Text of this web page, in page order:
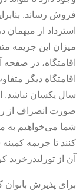
فروش رساند.
استرداد از
میزان این جریمه
اقامتگاه، در
اقامتگاه دیگر
سال یکسان نباشد.
صورت انصراف از
شما می‌خواهیم به
کنند تا جریمه
آن از تورلیدرخرید
برای پذیرش بانوان